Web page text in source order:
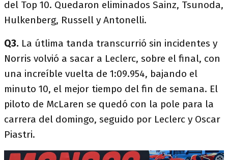
del Top 10. Quedaron eliminados Sainz, Tsunoda,
Hulkenberg, Russell y Antonelli.
Q3. La útlima tanda transcurrió sin incidentes y
Norris volvió a sacar a Leclerc, sobre el final, con
una increíble vuelta de 1:09.954, bajando el
minuto 10, el mejor tiempo del fin de semana. El
piloto de McLaren se quedó con la pole para la
carrera del domingo, seguido por Leclerc y Oscar
Piastri.